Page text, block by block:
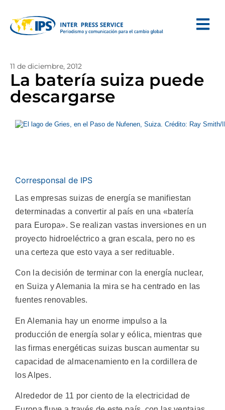
11 de diciembre, 2012
La batería suiza puede
descargarse
Corresponsal de IPS
Las empresas suizas de energía se manifiestan
determinadas a convertir al país en una «batería
para Europa». Se realizan vastas inversiones en un
proyecto hidroeléctrico a gran escala, pero no es
una certeza que esto vaya a ser redituable.
Con la decisión de terminar con la energía nuclear,
en Suiza y Alemania la mira se ha centrado en las
fuentes renovables.
En Alemania hay un enorme impulso a la
producción de energía solar y eólica, mientras que
las firmas energéticas suizas buscan aumentar su
capacidad de almacenamiento en la cordillera de
los Alpes.
Alrededor de 11 por ciento de la electricidad de